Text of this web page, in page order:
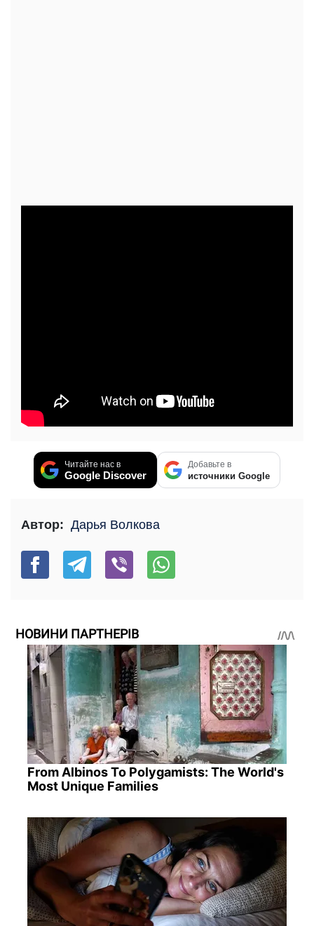
Читайте нас в
Google Discover
Добавьте в
источники Google
Автор: Дарья Волкова
НОВИНИ ПАРТНЕРІВ
From Albinos To Polygamists: The World's
Most Unique Families